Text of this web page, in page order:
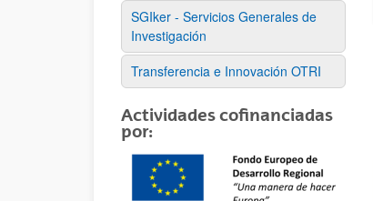
SGIker - Servicios Generales de
Investigación
Transferencia e Innovación OTRI
Actividades cofinanciadas
por: